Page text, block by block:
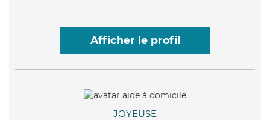
Afficher le profil
JOYEUSE